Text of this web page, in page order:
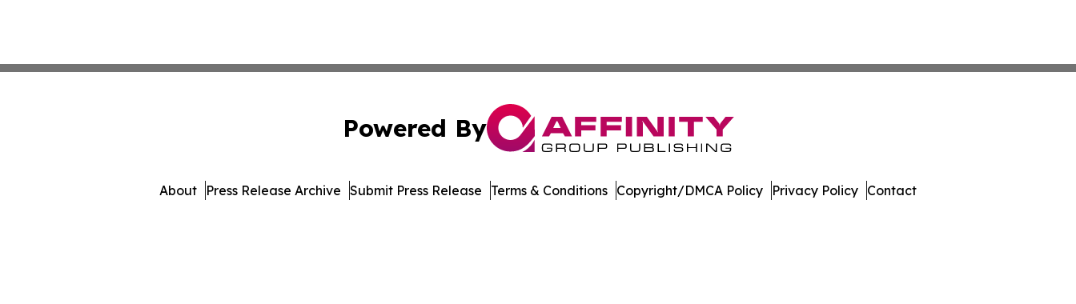
Powered By
About Press Release Archive Submit Press Release Terms & Conditions Copyright/DMCA Policy Privacy Policy Contact